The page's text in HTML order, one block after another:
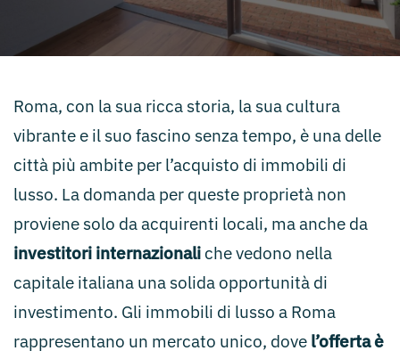
Roma, con la sua ricca storia, la sua cultura
vibrante e il suo fascino senza tempo, è una delle
città più ambite per l’acquisto di immobili di
lusso. La domanda per queste proprietà non
proviene solo da acquirenti locali, ma anche da
investitori internazionali che vedono nella
capitale italiana una solida opportunità di
investimento. Gli immobili di lusso a Roma
rappresentano un mercato unico, dove l’offerta è